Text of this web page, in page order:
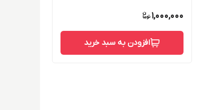
1,000,000
افزودن به سبد خرید